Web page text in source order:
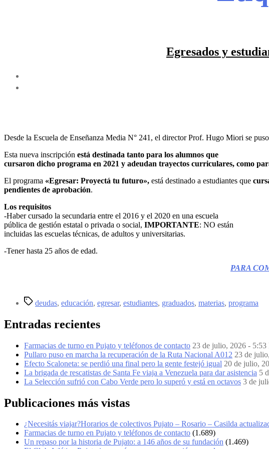
Egresados y
Desde la Escuela de Enseñanza Media N° 241, el director Prof. Hugo Miori se
Esta nueva inscripción está destinada tanto para los alumnos que
cursaron dicho programa en 2021 y adeudan trayectos curriculares, como
El programa «Egresar: Proyectá tu futuro», está destinado a estudiantes que
pendientes de aprobación.
Los requisitos
-Haber cursado la secundaria entre el 2016 y el 2020 en una escuela
pública de gestión estatal o privada o social, IMPORTANTE: NO están
incluidas las escuelas técnicas, de adultos y universitarias.
-Tener hasta 25 años de edad.
PARA
deudas, educación, egresar, estudiantes, graduados, materias, programa
Entradas recientes
Farmacias de turno en Pujato y teléfonos de contacto 23 de julio, 2026 - 5:53
Pullaro puso en marcha la recuperación de la Ruta Nacional A012 23 de
Efecto Scaloneta: se perdió una final pero la gente festejó igual 20 de julio,
La brigada de rescatistas de Santa Fe viaja a Venezuela para dar asistencia 5
La Selección sufrió con Cabo Verde pero lo superó y está en octavos 3 de
Publicaciones más vistas
¿Necesitás viajar?Horarios de colectivos Pujato – Rosario – Casilda
Farmacias de turno en Pujato y teléfonos de contacto (1.689)
Un repaso por la historia de Pujato: a 146 años de su fundación (1.469)